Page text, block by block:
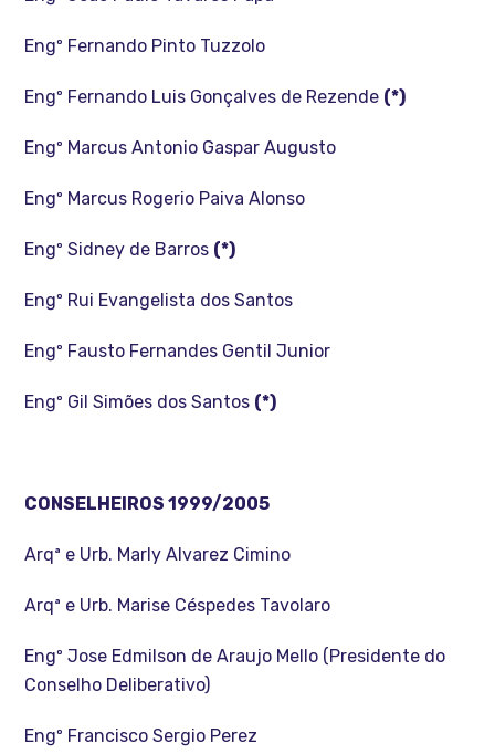
Engº Fernando Pinto Tuzzolo
Engº Fernando Luis Gonçalves de Rezende (*)
Engº Marcus Antonio Gaspar Augusto
Engº Marcus Rogerio Paiva Alonso
Engº Sidney de Barros (*)
Engº Rui Evangelista dos Santos
Engº Fausto Fernandes Gentil Junior
Engº Gil Simões dos Santos (*)
CONSELHEIROS 1999/2005
Arqª e Urb. Marly Alvarez Cimino
Arqª e Urb. Marise Céspedes Tavolaro
Engº Jose Edmilson de Araujo Mello (Presidente do
Conselho Deliberativo)
Engº Francisco Sergio Perez